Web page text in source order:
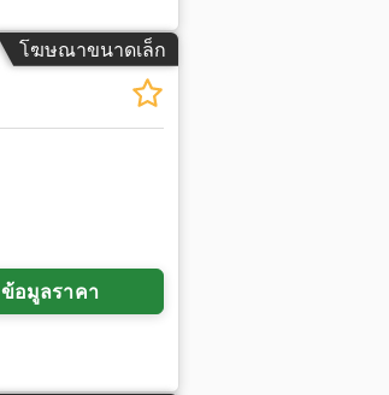
โฆษณาขนาดเล็ก
ข้อมูลราคา